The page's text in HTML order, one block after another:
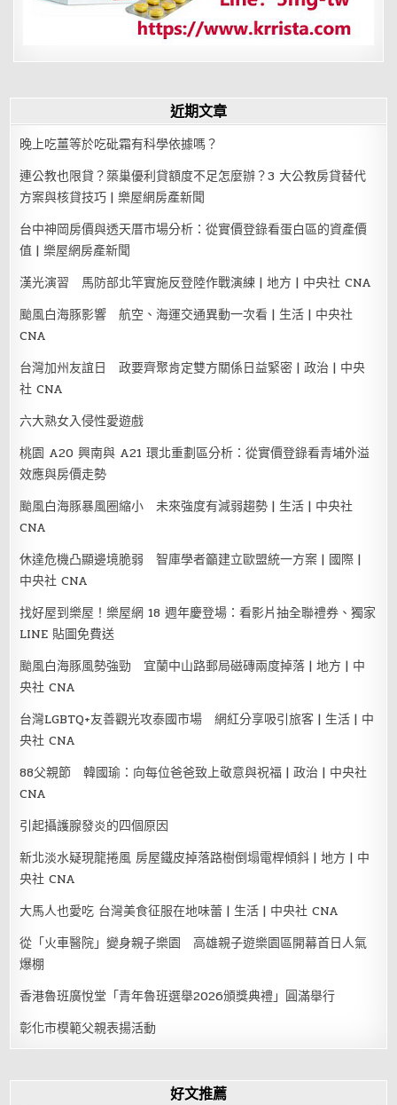
近期文章
晚上吃薑等於吃砒霜有科學依據嗎？
連公教也限貸？築巢優利貸額度不足怎麼辦？3 大公教房貸替代
方案與核貸技巧 | 樂屋網房產新聞
台中神岡房價與透天厝市場分析：從實價登錄看蛋白區的資產價
值 | 樂屋網房產新聞
漢光演習 馬防部北竿實施反登陸作戰演練 | 地方 | 中央社 CNA
颱風白海豚影響 航空、海運交通異動一次看 | 生活 | 中央社
CNA
台灣加州友誼日 政要齊聚肯定雙方關係日益緊密 | 政治 | 中央
社 CNA
六大熟女入侵性愛遊戲
桃園 A20 興南與 A21 環北重劃區分析：從實價登錄看青埔外溢
效應與房價走勢
颱風白海豚暴風圈縮小 未來強度有減弱趨勢 | 生活 | 中央社
CNA
休達危機凸顯邊境脆弱 智庫學者籲建立歐盟統一方案 | 國際 |
中央社 CNA
找好屋到樂屋！樂屋網 18 週年慶登場：看影片抽全聯禮券、獨家
LINE 貼圖免費送
颱風白海豚風勢強勁 宜蘭中山路郵局磁磚兩度掉落 | 地方 | 中
央社 CNA
台灣LGBTQ+友善觀光攻泰國市場 網紅分享吸引旅客 | 生活 | 中
央社 CNA
88父親節 韓國瑜：向每位爸爸致上敬意與祝福 | 政治 | 中央社
CNA
引起攝護腺發炎的四個原因
新北淡水疑現龍捲風 房屋鐵皮掉落路樹倒塌電桿傾斜 | 地方 | 中
央社 CNA
大馬人也愛吃 台灣美食征服在地味蕾 | 生活 | 中央社 CNA
從「火車醫院」變身親子樂園 高雄親子遊樂園區開幕首日人氣
爆棚
香港魯班廣悅堂「青年魯班選舉2026頒獎典禮」圓滿舉行
彰化市模範父親表揚活動
好文推薦